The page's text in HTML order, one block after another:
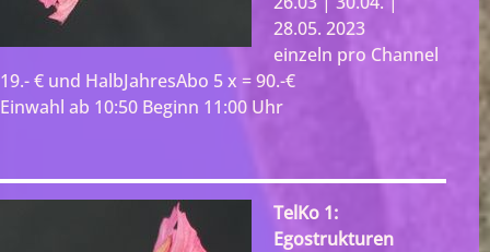
28.05. 2023
einzeln pro Channel
19.- € und HalbJahresAbo 5 x = 90.-€
Einwahl ab 10:50 Beginn 11:00 Uhr
TelKo 1:
Egostrukturen